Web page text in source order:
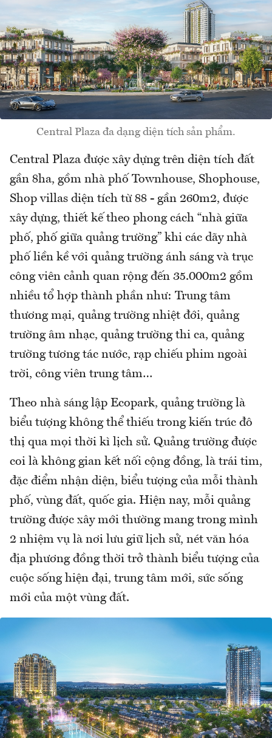
Central Plaza đa dạng diện tích sản phẩm.
Central Plaza được xây dựng trên diện tích đất
gần 8ha, gồm nhà phố Townhouse, Shophouse,
Shop villas diện tích từ 88 - gần 260m2, được
xây dựng, thiết kế theo phong cách “nhà giữa
phố, phố giữa quảng trường” khi các dãy nhà
phố liền kề với quảng trường ánh sáng và trục
công viên cảnh quan rộng đến 35.000m2 gồm
nhiều tổ hợp thành phần như: Trung tâm
thương mại, quảng trường nhiệt đới, quảng
trường âm nhạc, quảng trường thi ca, quảng
trường tương tác nước, rạp chiếu phim ngoài
trời, công viên trung tâm…
Theo nhà sáng lập Ecopark, quảng trường là
biểu tượng không thể thiếu trong kiến trúc đô
thị qua mọi thời kì lịch sử. Quảng trường được
coi là không gian kết nối cộng đồng, là trái tim,
đặc điểm nhận diện, biểu tượng của mỗi thành
phố, vùng đất, quốc gia. Hiện nay, mỗi quảng
trường được xây mới thường mang trong mình
2 nhiệm vụ là nơi lưu giữ lịch sử, nét văn hóa
địa phương đồng thời trở thành biểu tượng của
cuộc sống hiện đại, trung tâm mới, sức sống
mới của một vùng đất.